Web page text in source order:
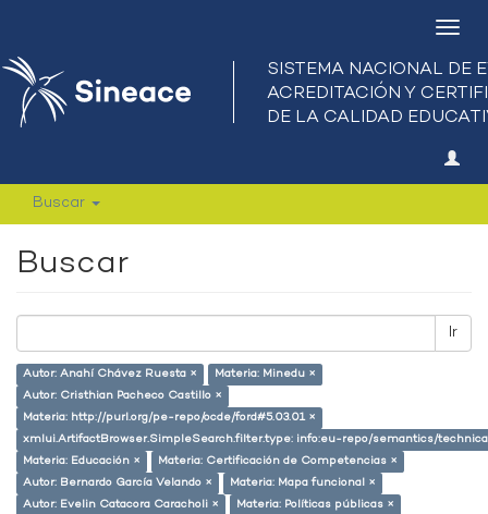
Buscar
Buscar
Ir
Autor: Anahí Chávez Ruesta ×
Materia: Minedu ×
Autor: Cristhian Pacheco Castillo ×
Materia: http://purl.org/pe-repo/ocde/ford#5.03.01 ×
xmlui.ArtifactBrowser.SimpleSearch.filter.type: info:eu-repo/semantics/
Materia: Educación ×
Materia: Certificación de Competencias ×
Autor: Bernardo García Velando ×
Materia: Mapa funcional ×
Autor: Evelin Catacora Caracholi ×
Materia: Políticas públicas ×